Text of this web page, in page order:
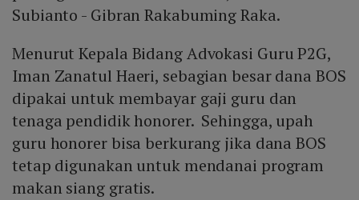
Subianto - Gibran Rakabuming Raka.
Menurut Kepala Bidang Advokasi Guru P2G,
Iman Zanatul Haeri, sebagian besar dana BOS
dipakai untuk membayar gaji guru dan
tenaga pendidik honorer. Sehingga, upah
guru honorer bisa berkurang jika dana BOS
tetap digunakan untuk mendanai program
makan siang gratis.